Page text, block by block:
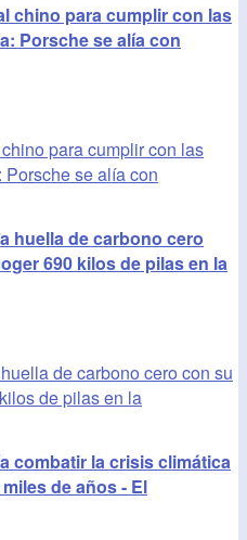
chino para cumplir con las
Porsche se alía con
para cumplir con las
se alía con
huella de carbono cero
690 kilos de pilas en la
de carbono cero con su
de pilas en la
combatir la crisis climática
de años - El